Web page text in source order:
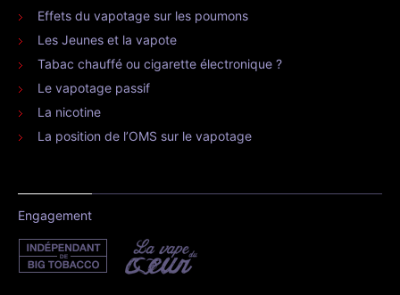
Effets du vapotage sur les poumons
Les Jeunes et la vapote
Tabac chauffé ou cigarette électronique ?
Le vapotage passif
La nicotine
La position de l’OMS sur le vapotage
Engagement